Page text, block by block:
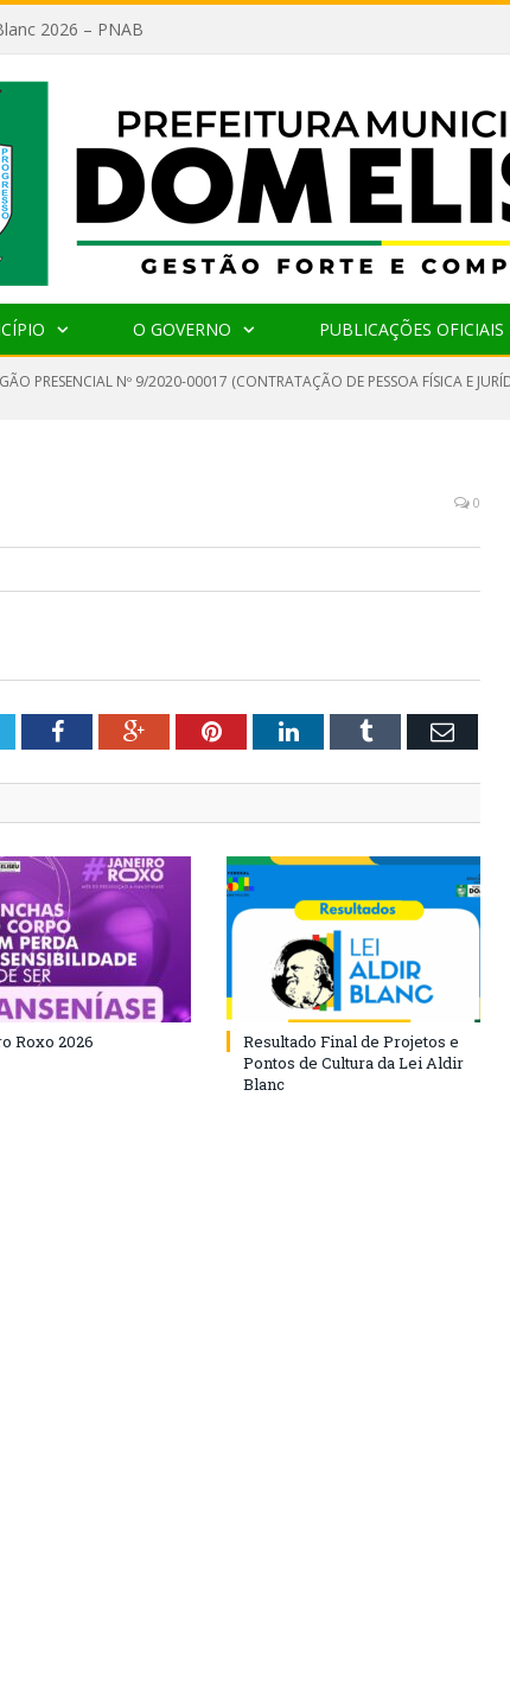
2026 – PNAB
O GOVERNO PUBLICAÇÕES OFICIAIS
PRESENCIAL Nº 9/2020-00017 (CONTRATAÇÃO DE PESSOA FÍSICA E
0
FacebookGoogle+PinterestLinkedInTumblr Email
Roxo 2026
Resultado Final de Projetos e
Pontos de Cultura da Lei Aldir
Blanc